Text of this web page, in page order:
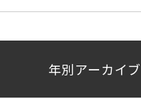
年別アーカイブ